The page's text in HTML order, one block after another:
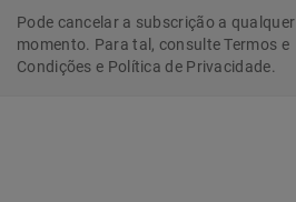
Pode cancelar a subscrição a qualquer
momento. Para tal, consulte Termos e
Condições e Política de Privacidade.